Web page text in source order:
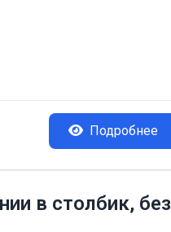
Подробнее
в столбик, без